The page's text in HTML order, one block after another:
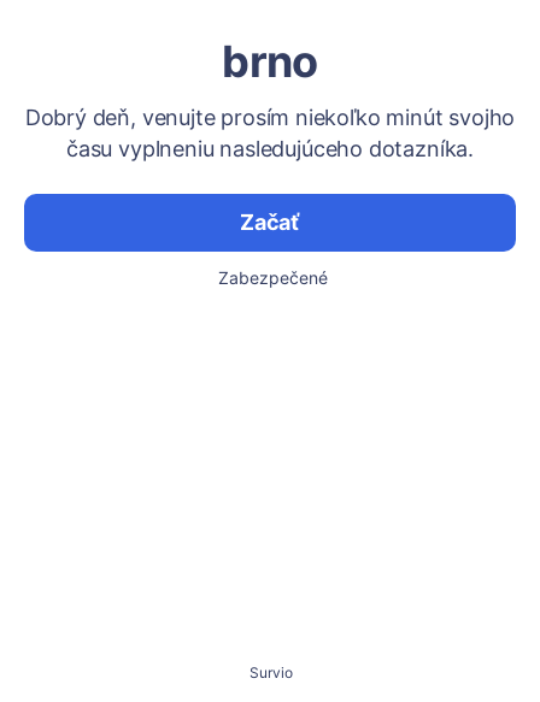
brno
Dobrý deň, venujte prosím niekoľko minút svojho
času vyplneniu nasledujúceho dotazníka.
Začať
Zabezpečené
Survio